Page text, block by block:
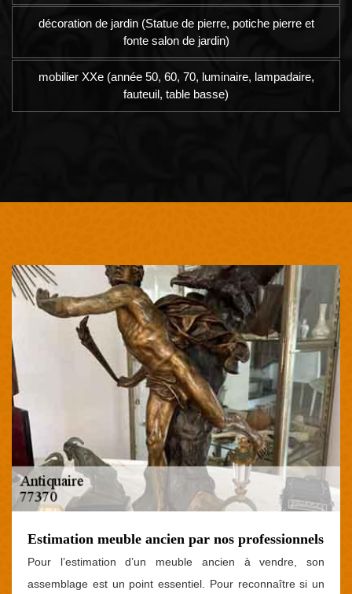
décoration de jardin (Statue de pierre, potiche pierre et
fonte salon de jardin)
mobilier XXe (année 50, 60, 70, luminaire, lampadaire,
fauteuil, table basse)
Estimation meuble ancien par nos professionnels
Pour l’estimation d’un meuble ancien à vendre, son
assemblage est un point essentiel. Pour reconnaître si un